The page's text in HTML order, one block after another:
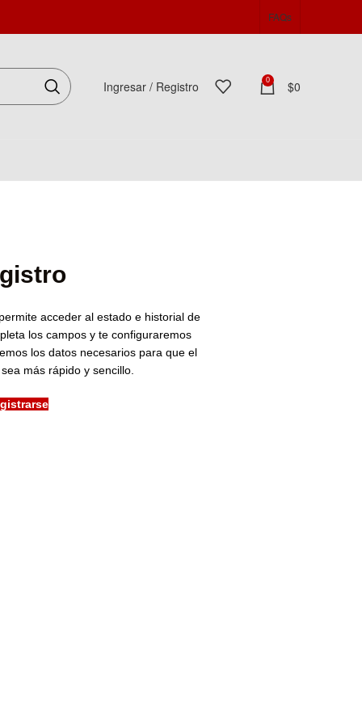
FAQs
Ingresar / Registro 0 $0
acceder al estado e historial de
los campos y te configuraremos
los datos necesarios para que el
más rápido y sencillo.